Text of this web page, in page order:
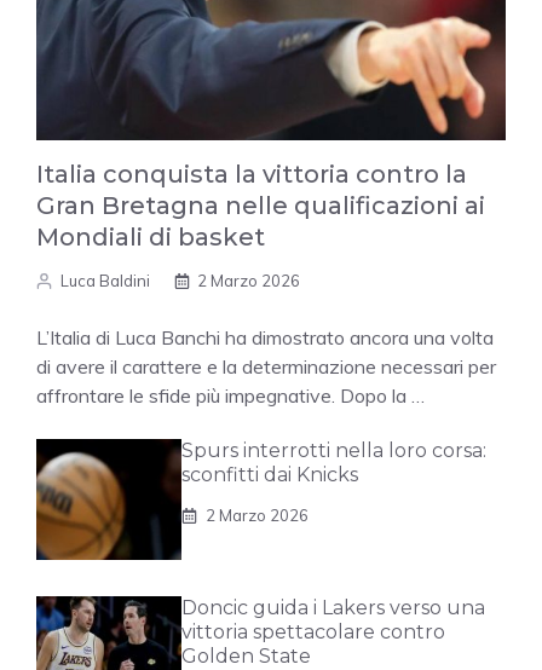
Italia conquista la vittoria contro la
Gran Bretagna nelle qualificazioni ai
Mondiali di basket
Luca Baldini 2 Marzo 2026
L’Italia di Luca Banchi ha dimostrato ancora una volta
di avere il carattere e la determinazione necessari per
affrontare le sfide più impegnative. Dopo la …
Spurs interrotti nella loro corsa:
sconfitti dai Knicks
2 Marzo 2026
Doncic guida i Lakers verso una
vittoria spettacolare contro
Golden State